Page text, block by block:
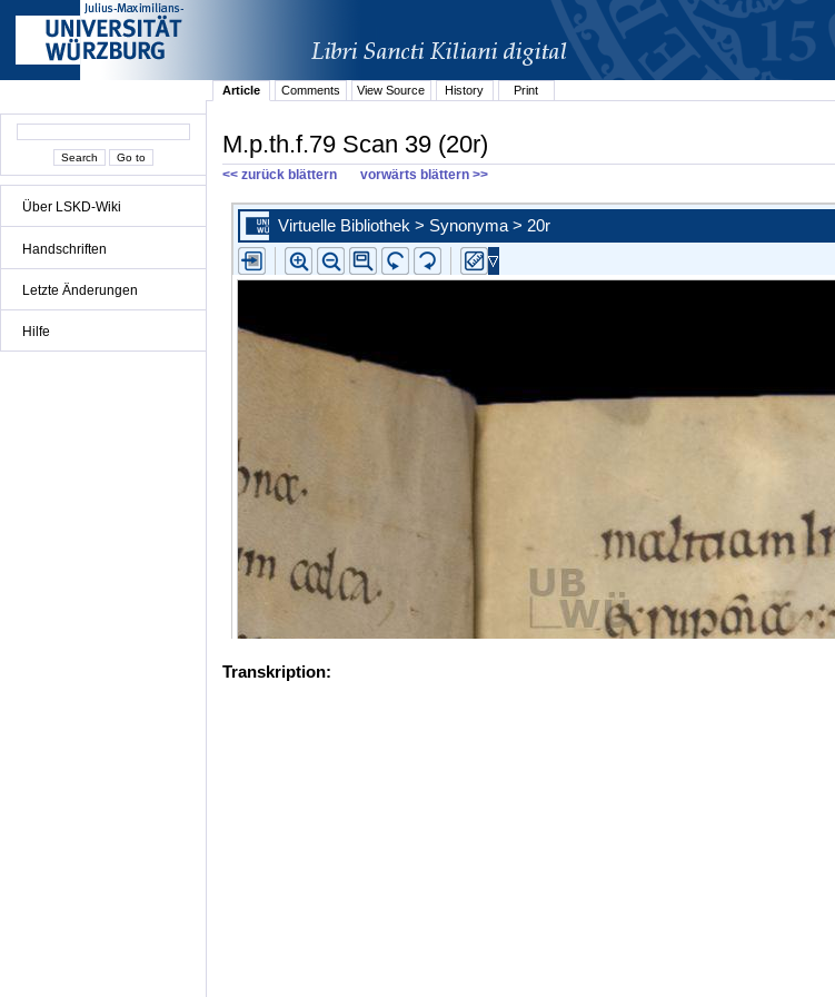
Über LSKD-Wiki
Handschriften
Letzte Änderungen
Hilfe
Article
Comments View Source History Print
M.p.th.f.79 Scan 39 (20r)
<< zurück blättern vorwärts blättern >>
Transkription: